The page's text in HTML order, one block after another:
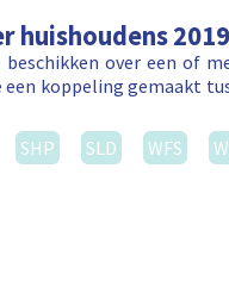
huishoudens 2019
beschikken over een of
koppeling gemaakt
SHP SLD WFS